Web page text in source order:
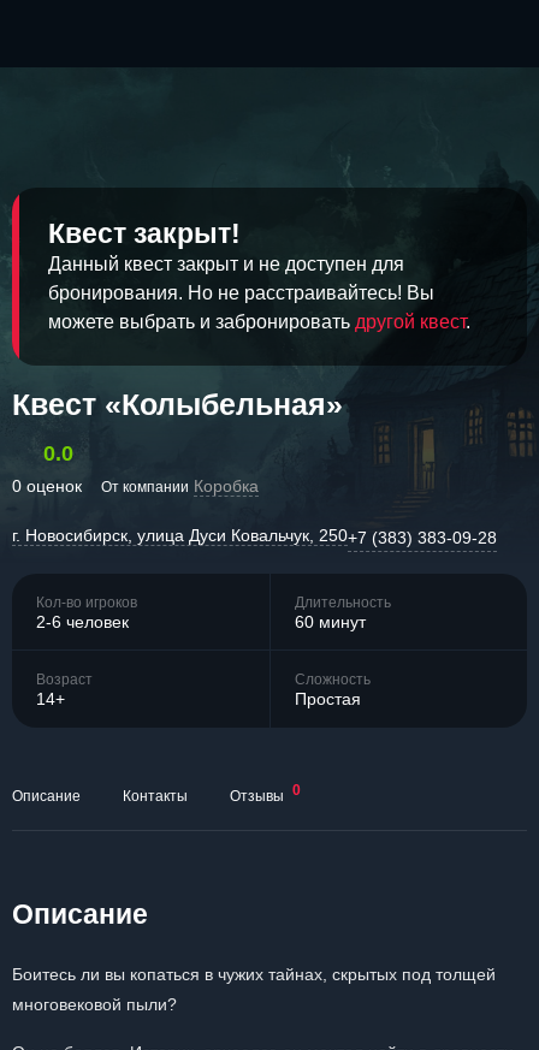
Квест закрыт!
Данный квест закрыт и не доступен для
бронирования. Но не расстраивайтесь! Вы
можете выбрать и забронировать другой квест.
Квест «Колыбельная»
0.0
0 оценок От компании Коробка
г. Новосибирск, улица Дуси Ковальчук, 250+7 (383) 383-09-28
Кол-во игроков
2-6 человек
Длительность
60 минут
Возраст
14+
Сложность
Простая
Описание Контакты Отзывы 0
Описание
Боитесь ли вы копаться в чужих тайнах, скрытых под толщей
многовековой пыли?